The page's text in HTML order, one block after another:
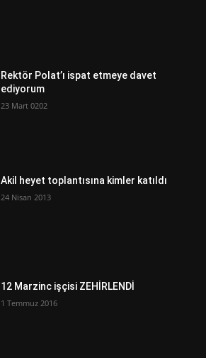
Rektör Polat’ı ispat etmeye davet
ediyorum
23 Mart 0202
Akil heyet toplantısına kimler katıldı
24 Nisan 2013
12 Marzinc işçisi ZEHİRLENDİ
1 Temmuz 2016